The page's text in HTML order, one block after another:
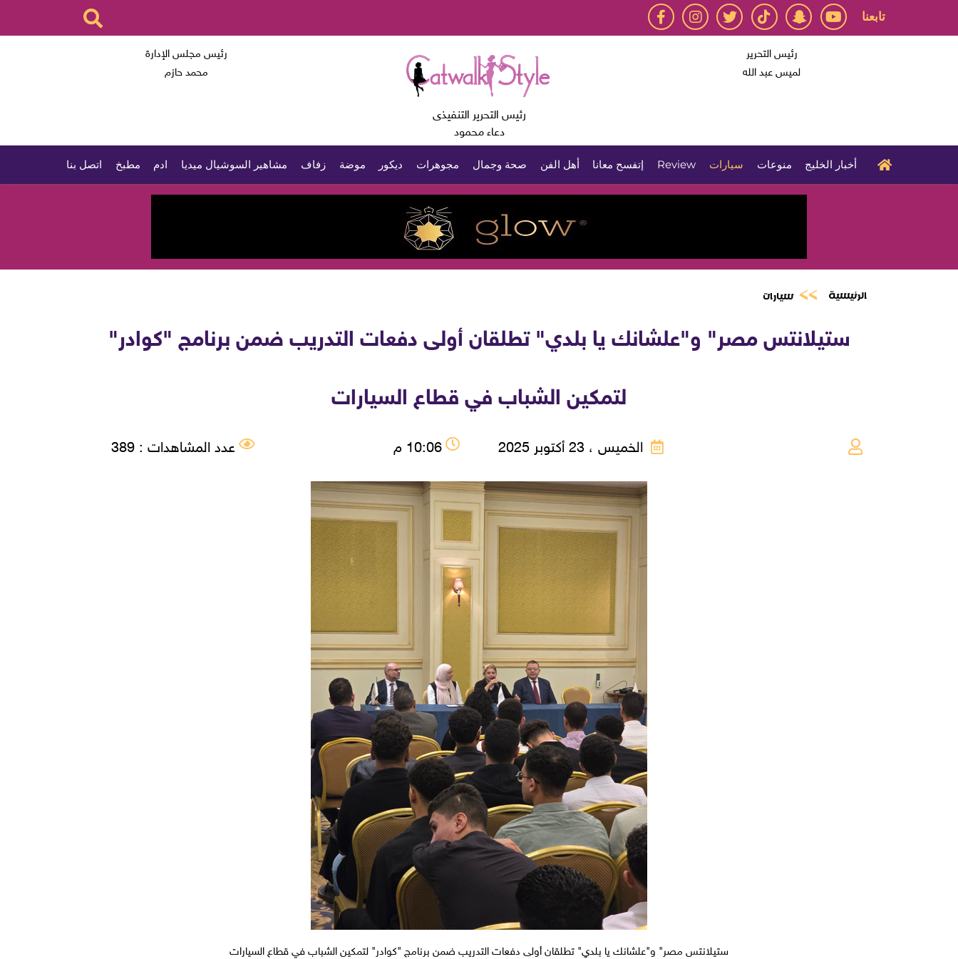
تابعنا
رئيس التحرير
لميس عبد الله
رئيس التحرير التنفيذى
دعاء محمود
رئيس مجلس الإدارة
محمد حازم
أخبار الخليج منوعات سيارات Review إتفسح معانا أهل الفن صحة وجمال مجوهرات ديكور موضة زفاف مشاهير السوشيال ميديا ادم مطبخ اتصل بنا
الرئيسية سيارات
ستيلانتس مصر" و"علشانك يا بلدي" تطلقان أولى دفعات التدريب ضمن برنامج "كوادر"
لتمكين الشباب في قطاع السيارات
الخميس ، 23 أكتوبر 2025 10:06 م عدد المشاهدات : 389
ستيلانتس مصر" و"علشانك يا بلدي" تطلقان أولى دفعات التدريب ضمن برنامج "كوادر" لتمكين الشباب في قطاع السيارات